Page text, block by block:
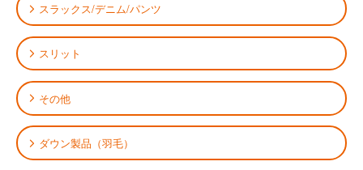
スラックス/デニム/パンツ
スリット
その他
ダウン製品（羽毛）